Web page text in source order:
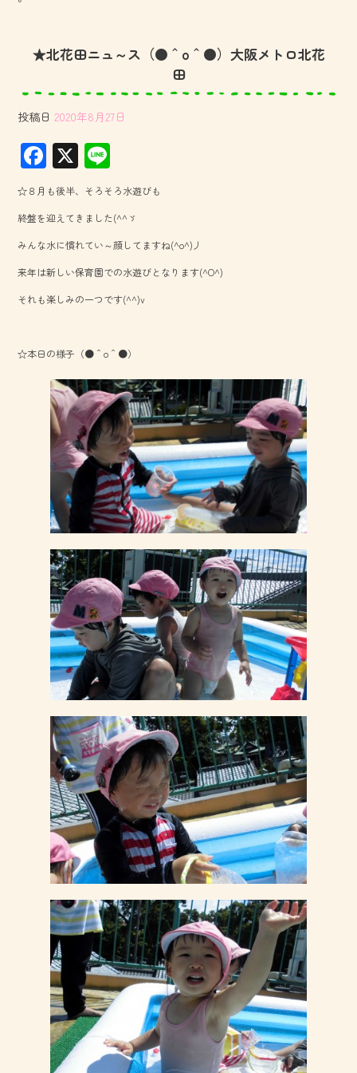
★北花田ニュ～ス（●＾o＾●）大阪メトロ北花
田
投稿日 2020年8月27日
F
ac
e
b
o
ok
X
ne
☆８月も後半、そろそろ水遊びも
終盤を迎えてきました(^^ゞ
みんな水に慣れてい～顔してますね(^o^)丿
来年は新しい保育園での水遊びとなります(^O^)
それも楽しみの一つです(^^)v
☆本日の様子（●＾o＾●）